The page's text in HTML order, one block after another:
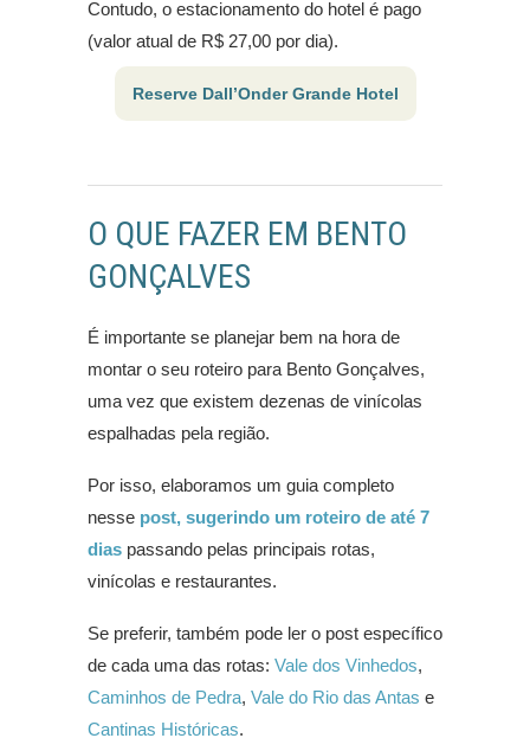
Contudo, o estacionamento do hotel é pago
(valor atual de R$ 27,00 por dia).
Reserve Dall’Onder Grande Hotel
O QUE FAZER EM BENTO
GONÇALVES
É importante se planejar bem na hora de
montar o seu roteiro para Bento Gonçalves,
uma vez que existem dezenas de vinícolas
espalhadas pela região.
Por isso, elaboramos um guia completo
nesse post, sugerindo um roteiro de até 7
dias passando pelas principais rotas,
vinícolas e restaurantes.
Se preferir, também pode ler o post específico
de cada uma das rotas: Vale dos Vinhedos,
Caminhos de Pedra, Vale do Rio das Antas e
Cantinas Históricas.